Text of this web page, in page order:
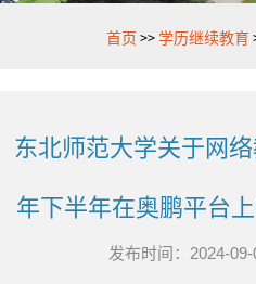
首页 >>学历继续教育
东北师范大学关于网
年下半年在奥鹏平台
发布时间：2024-09-